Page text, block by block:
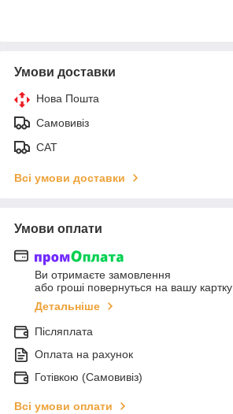
Умови доставки
Нова Пошта
Самовивіз
САТ
Всі умови доставки
Умови оплати
Ви отримаєте замовлення
або гроші повернуться на вашу картку
Детальніше
Післяплата
Оплата на рахунок
Готівкою (Самовивіз)
Всі умови оплати